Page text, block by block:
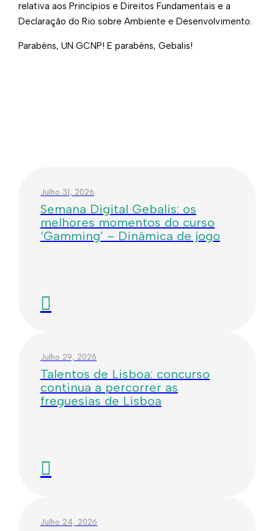
relativa aos Princípios e Direitos Fundamentais e a
Declaração do Rio sobre Ambiente e Desenvolvimento.
Parabéns, UN GCNP! E parabéns, Gebalis!
Julho 31, 2026
Semana Digital Gebalis: os
melhores momentos do curso
‘Gamming’ – Dinâmica de jogo
Julho 29, 2026
Talentos de Lisboa: concurso
continua a percorrer as
freguesias de Lisboa
Julho 24, 2026